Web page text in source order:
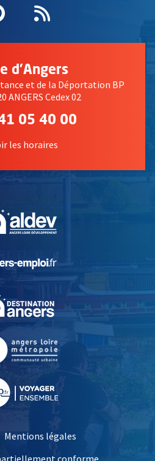
Pinterest
, Ouvre une
Flux RSS
d'Angers
et de la Déportation BP
ANGERS Cedex 02
05 40 00
les horaires
, Ouvre une nouvelle
, Ouvre une nouvelle
Mentions légales
conforme